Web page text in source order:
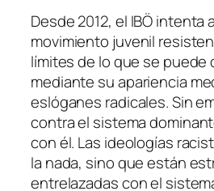
Desde 2012, el IBÖ intenta
movimiento juvenil
límites de lo que se puede
mediante su apariencia
eslóganes radicales. Sin
contra el sistema
con él. Las ideologías
la nada, sino que están
entrelazadas con el